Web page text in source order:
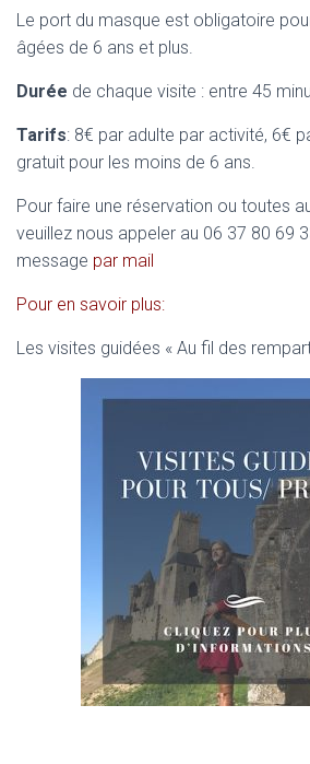
Le port du masque est obligatoire
âgées de 6 ans et plus.
Durée de chaque visite : entre 45
Tarifs: 8€ par adulte par activité, 6€
gratuit pour les moins de 6 ans.
Pour faire une réservation ou toutes
veuillez nous appeler au 06 37 80 69
message par mail
Pour en savoir plus:
Les visites guidées « Au fil des